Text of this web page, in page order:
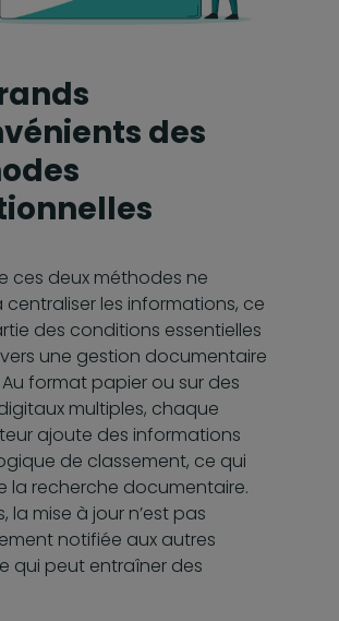
des
ces deux méthodes ne
centraliser les informations, ce
des conditions essentielles
une gestion documentaire
Au format papier ou sur des
multiples, chaque
ajoute des informations
de classement, ce qui
la recherche documentaire.
la mise à jour n’est pas
notifiée aux autres
qui peut entraîner des